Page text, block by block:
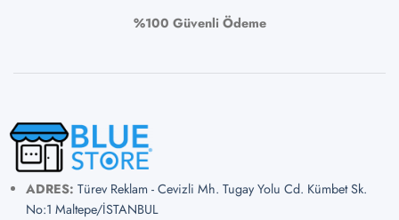
%100 Güvenli Ödeme
ADRES: Türev Reklam - Cevizli Mh. Tugay Yolu Cd. Kümbet Sk.
No:1 Maltepe/İSTANBUL